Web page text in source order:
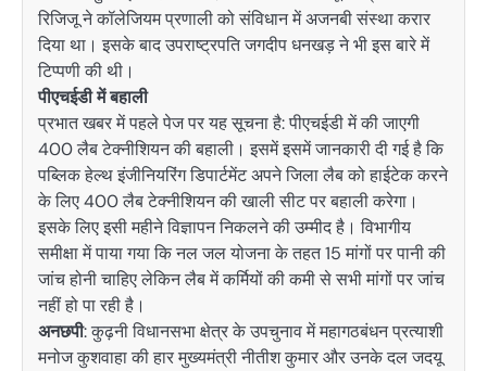
रिजिजू ने कॉलेजियम प्रणाली को संविधान में अजनबी संस्था करार
दिया था। इसके बाद उपराष्ट्रपति जगदीप धनखड़ ने भी इस बारे में
टिप्पणी की थी।
पीएचईडी में बहाली
प्रभात खबर में पहले पेज पर यह सूचना है: पीएचईडी में की जाएगी
400 लैब टेक्नीशियन की बहाली। इसमें इसमें जानकारी दी गई है कि
पब्लिक हेल्थ इंजीनियरिंग डिपार्टमेंट अपने जिला लैब को हाईटेक करने
के लिए 400 लैब टेक्नीशियन की खाली सीट पर बहाली करेगा।
इसके लिए इसी महीने विज्ञापन निकलने की उम्मीद है। विभागीय
समीक्षा में पाया गया कि नल जल योजना के तहत 15 मांगों पर पानी की
जांच होनी चाहिए लेकिन लैब में कर्मियों की कमी से सभी मांगों पर जांच
नहीं हो पा रही है।
अनछपी: कुढ़नी विधानसभा क्षेत्र के उपचुनाव में महागठबंधन प्रत्याशी
मनोज कुशवाहा की हार मुख्यमंत्री नीतीश कुमार और उनके दल जदयू